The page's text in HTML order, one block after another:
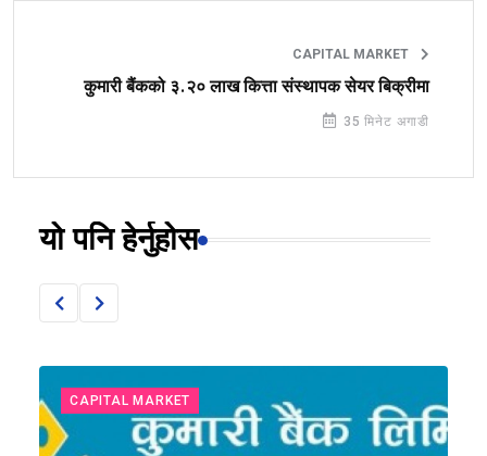
CAPITAL MARKET
कुमारी बैंकको ३.२० लाख कित्ता संस्थापक सेयर बिक्रीमा
35 मिनेट अगाडी
यो पनि हेर्नुहोस
CAPITAL MARKET